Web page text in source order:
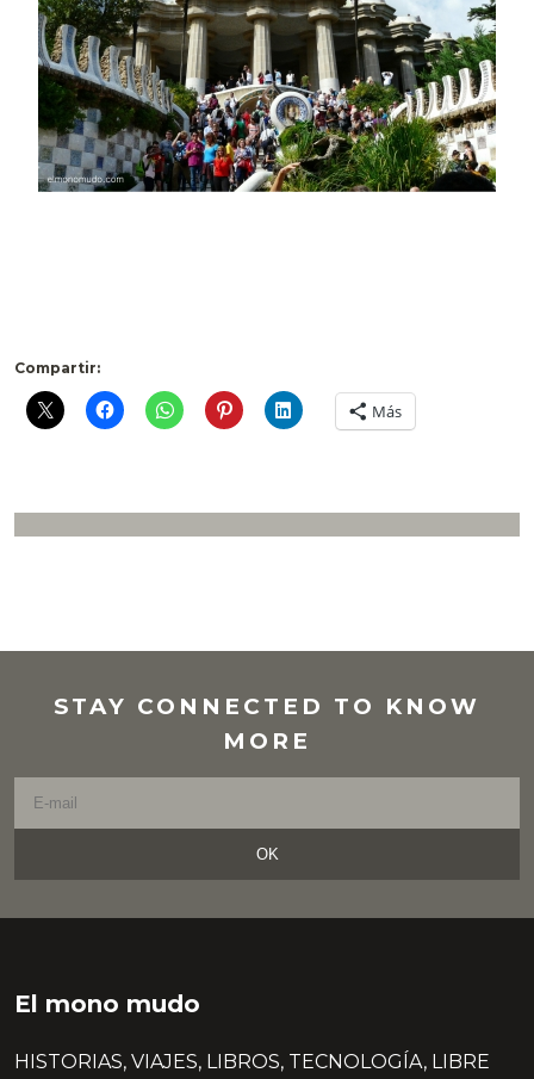
Compartir:
Más
STAY CONNECTED TO KNOW
MORE
OK
El mono mudo
HISTORIAS, VIAJES, LIBROS, TECNOLOGÍA, LIBRE